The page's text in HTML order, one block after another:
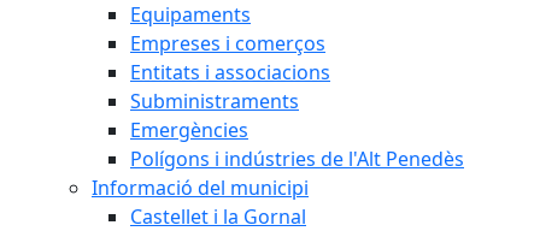
Equipaments
Empreses i comerços
Entitats i associacions
Subministraments
Emergències
Polígons i indústries de l'Alt Penedès
Informació del municipi
Castellet i la Gornal